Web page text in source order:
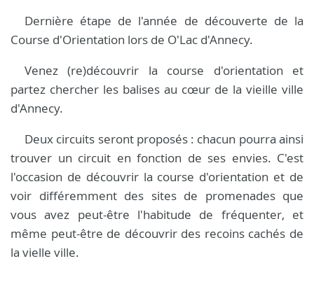
Dernière étape de l'année de découverte de la
Course d'Orientation lors de O'Lac d'Annecy.
Venez (re)découvrir la course d'orientation et
partez chercher les balises au cœur de la vieille ville
d'Annecy.
Deux circuits seront proposés : chacun pourra ainsi
trouver un circuit en fonction de ses envies. C'est
l'occasion de découvrir la course d'orientation et de
voir différemment des sites de promenades que
vous avez peut-être l'habitude de fréquenter, et
même peut-être de découvrir des recoins cachés de
la vielle ville.